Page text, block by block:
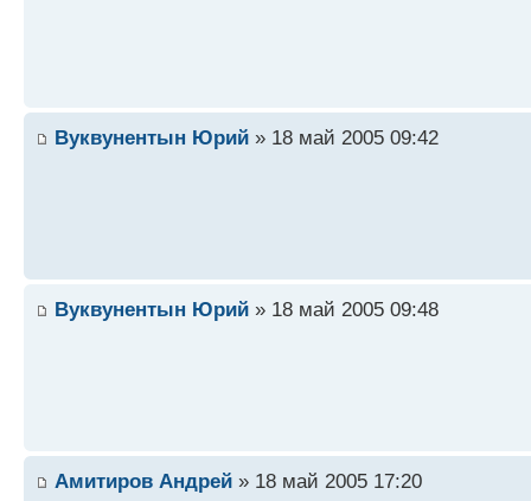
Вуквунентын Юрий » 18 май 2005 09:42
Вуквунентын Юрий » 18 май 2005 09:48
Амитиров Андрей » 18 май 2005 17:20